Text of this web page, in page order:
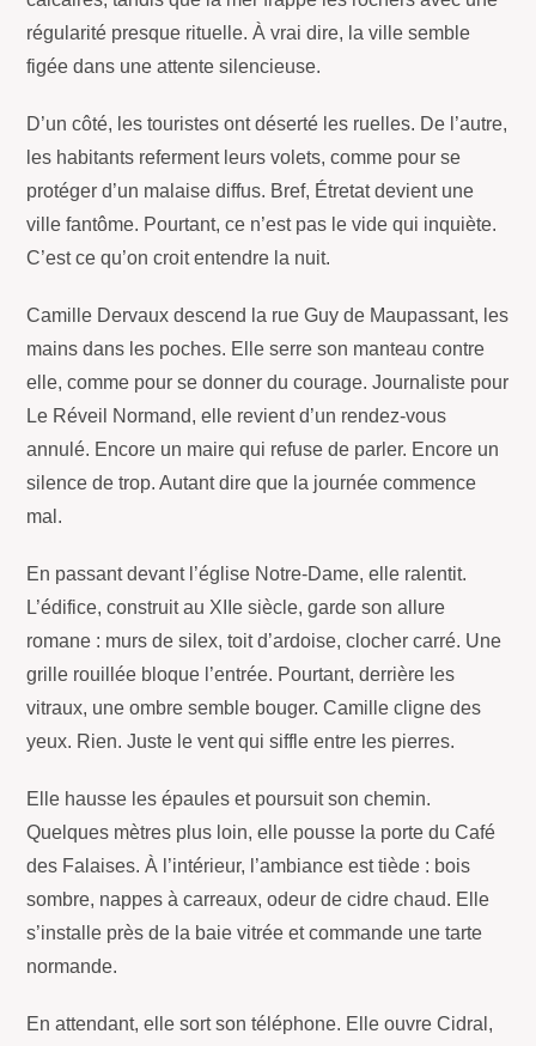
régularité presque rituelle. À vrai dire, la ville semble
figée dans une attente silencieuse.
D’un côté, les touristes ont déserté les ruelles. De l’autre,
les habitants referment leurs volets, comme pour se
protéger d’un malaise diffus. Bref, Étretat devient une
ville fantôme. Pourtant, ce n’est pas le vide qui inquiète.
C’est ce qu’on croit entendre la nuit.
Camille Dervaux descend la rue Guy de Maupassant, les
mains dans les poches. Elle serre son manteau contre
elle, comme pour se donner du courage. Journaliste pour
Le Réveil Normand, elle revient d’un rendez-vous
annulé. Encore un maire qui refuse de parler. Encore un
silence de trop. Autant dire que la journée commence
mal.
En passant devant l’église Notre-Dame, elle ralentit.
L’édifice, construit au XIIe siècle, garde son allure
romane : murs de silex, toit d’ardoise, clocher carré. Une
grille rouillée bloque l’entrée. Pourtant, derrière les
vitraux, une ombre semble bouger. Camille cligne des
yeux. Rien. Juste le vent qui siffle entre les pierres.
Elle hausse les épaules et poursuit son chemin.
Quelques mètres plus loin, elle pousse la porte du Café
des Falaises. À l’intérieur, l’ambiance est tiède : bois
sombre, nappes à carreaux, odeur de cidre chaud. Elle
s’installe près de la baie vitrée et commande une tarte
normande.
En attendant, elle sort son téléphone. Elle ouvre Cidral,